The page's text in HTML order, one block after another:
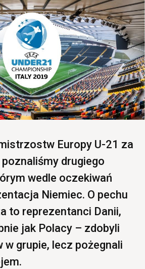
Europy U-21 za
drugiego
wedle oczekiwań
Niemiec. O pechu
to reprezentanci Danii,
jak Polacy – zdobyli
w grupie, lecz pożegnali